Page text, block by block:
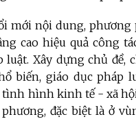
mới nội dung,
cao hiệu quả công
luật. Xây dựng chủ đề,
biến, giáo dục pháp
tình hình kinh tế - xã
đặc biệt là ở